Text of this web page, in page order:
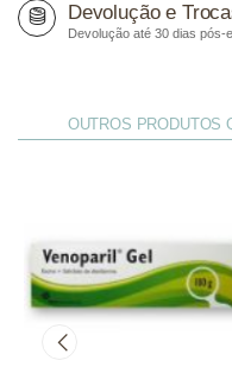
Devolução e
Devolução até 30 dias pós-
OUTROS PRODUTOS